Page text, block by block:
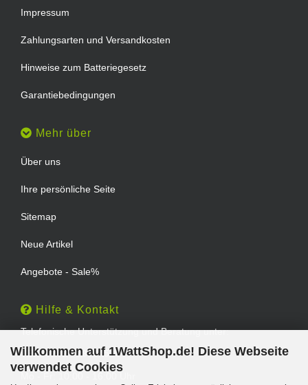
Willkommen auf 1WattShop.de! Diese Webseite
verwendet Cookies
Impressum
Zahlungsarten und Versandkosten
Hinweise zum Batteriegesetz
Garantiebedingungen
Mehr über
Über uns
Ihre persönliche Seite
Sitemap
Neue Artikel
Angebote - Sale%
Hilfe & Kontakt
Telefonische Unterstützung und Beratung unter:
TEL: 0202 - 29994539